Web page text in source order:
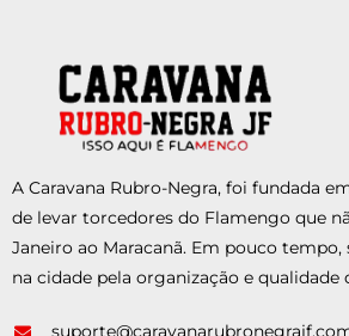
A Caravana Rubro-Negra, foi fundada
de levar torcedores do Flamengo que
Janeiro ao Maracanã. Em pouco
na cidade pela organização e qualidade